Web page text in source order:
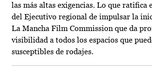
las más altas exigencias. Lo que ratifica
del Ejecutivo regional de impulsar la
La Mancha Film Commission que da
visibilidad a todos los espacios que
susceptibles de rodajes.